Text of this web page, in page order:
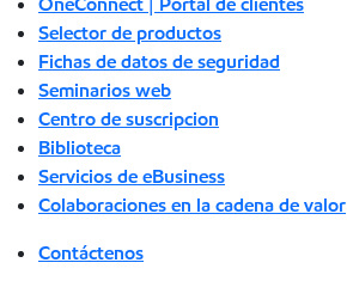
Selector de productos
Fichas de datos de seguridad
Seminarios web
Centro de suscripcion
Biblioteca
Servicios de eBusiness
Colaboraciones en la cadena de valor
Contáctenos